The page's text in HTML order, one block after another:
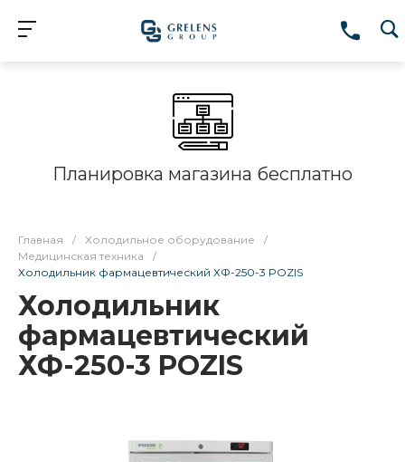
Планировка магазина бесплатно
Главная / Холодильное оборудование
/
Медицинская техника
/
Холодильник фармацевтический ХФ-250-3 POZIS
Холодильник
фармацевтический
ХФ-250-3 POZIS